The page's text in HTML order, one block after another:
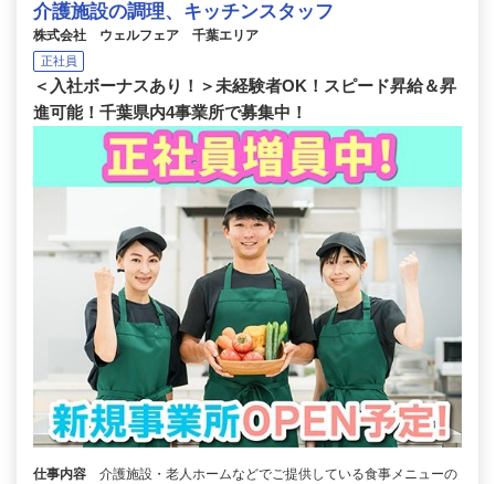
介護施設の調理、キッチンスタッフ
株式会社 ウェルフェア 千葉エリア
正社員
＜入社ボーナスあり！＞未経験者OK！スピード昇給＆昇
進可能！千葉県内4事業所で募集中！
仕事内容
介護施設・老人ホームなどでご提供している食事メニューの